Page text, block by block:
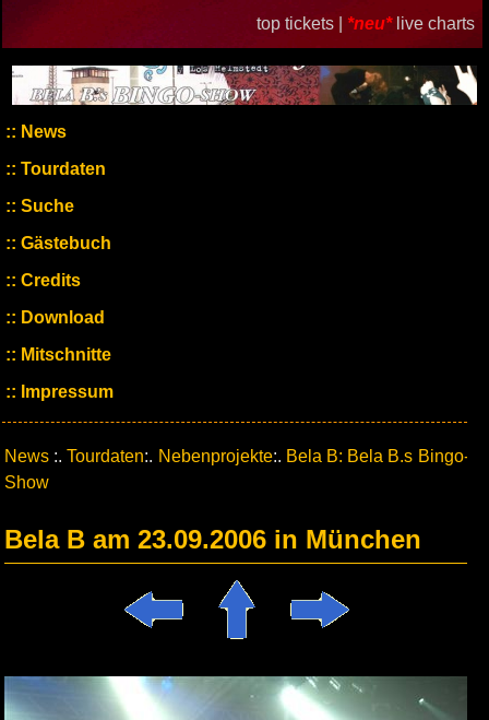
top tickets | *neu* live charts
News
Tourdaten
Suche
Gästebuch
Credits
Download
Mitschnitte
Impressum
News :.Tourdaten:. Nebenprojekte:. Bela B: Bela B.s Bingo-
Show
Bela B am 23.09.2006 in München